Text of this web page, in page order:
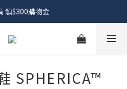
領$300購物金
SPHERICA™